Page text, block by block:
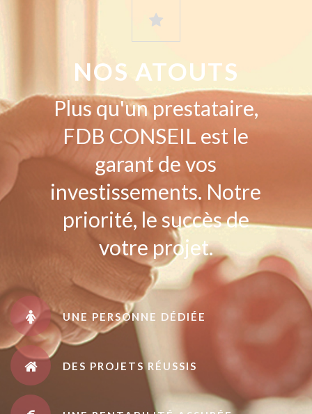
NOS ATOUTS
Plus qu'un prestataire,
FDB CONSEIL est le
garant de vos
investissements. Notre
priorité, le succès de
votre projet.
UNE PERSONNE DÉDIÉE
DES PROJETS RÉUSSIS